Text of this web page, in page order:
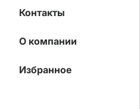
Контакты
О компании
Избранное